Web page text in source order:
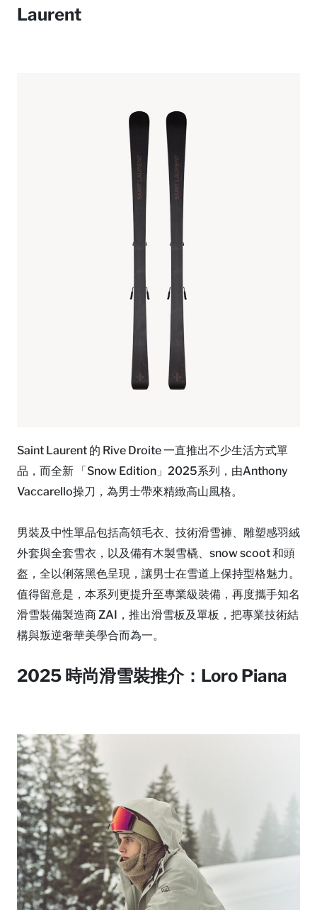
Laurent
Saint Laurent 的 Rive Droite 一直推出不少生活方式單
品，而全新 「Snow Edition」2025系列，由Anthony
Vaccarello操刀，為男士帶來精緻高山風格。
男裝及中性單品包括高領毛衣、技術滑雪褲、雕塑感羽絨
外套與全套雪衣，以及備有木製雪橇、snow scoot 和頭
盔，全以俐落黑色呈現，讓男士在雪道上保持型格魅力。
值得留意是，本系列更提升至專業級裝備，再度攜手知名
滑雪裝備製造商 ZAI，推出滑雪板及單板，把專業技術結
構與叛逆奢華美學合而為一。
2025 時尚滑雪裝推介：Loro Piana